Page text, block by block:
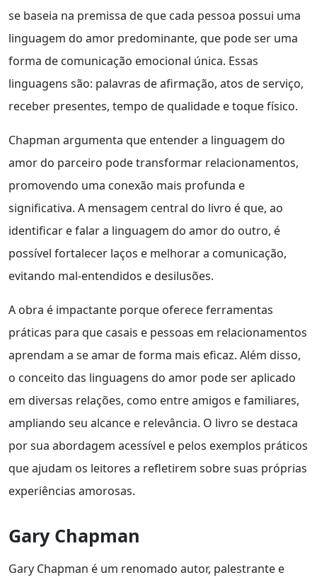
se baseia na premissa de que cada pessoa possui uma
linguagem do amor predominante, que pode ser uma
forma de comunicação emocional única. Essas
linguagens são: palavras de afirmação, atos de serviço,
receber presentes, tempo de qualidade e toque físico.
Chapman argumenta que entender a linguagem do
amor do parceiro pode transformar relacionamentos,
promovendo uma conexão mais profunda e
significativa. A mensagem central do livro é que, ao
identificar e falar a linguagem do amor do outro, é
possível fortalecer laços e melhorar a comunicação,
evitando mal-entendidos e desilusões.
A obra é impactante porque oferece ferramentas
práticas para que casais e pessoas em relacionamentos
aprendam a se amar de forma mais eficaz. Além disso,
o conceito das linguagens do amor pode ser aplicado
em diversas relações, como entre amigos e familiares,
ampliando seu alcance e relevância. O livro se destaca
por sua abordagem acessível e pelos exemplos práticos
que ajudam os leitores a refletirem sobre suas próprias
experiências amorosas.
Gary Chapman
Gary Chapman é um renomado autor, palestrante e